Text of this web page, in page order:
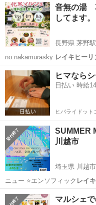
神奈川 鎌倉市 大船駅
音無の湯
してます。
長野県 茅野駅
no.nakamurasky レイキヒーリ
長野 茅野市 茅野駅
ヒマなら
日払い 時給
ヒバライドット
SUMMER
川越市
埼玉県 川越市
ニュー ⭐️エンソフィック レイ
身体…
埼玉 川越市
マルシェ